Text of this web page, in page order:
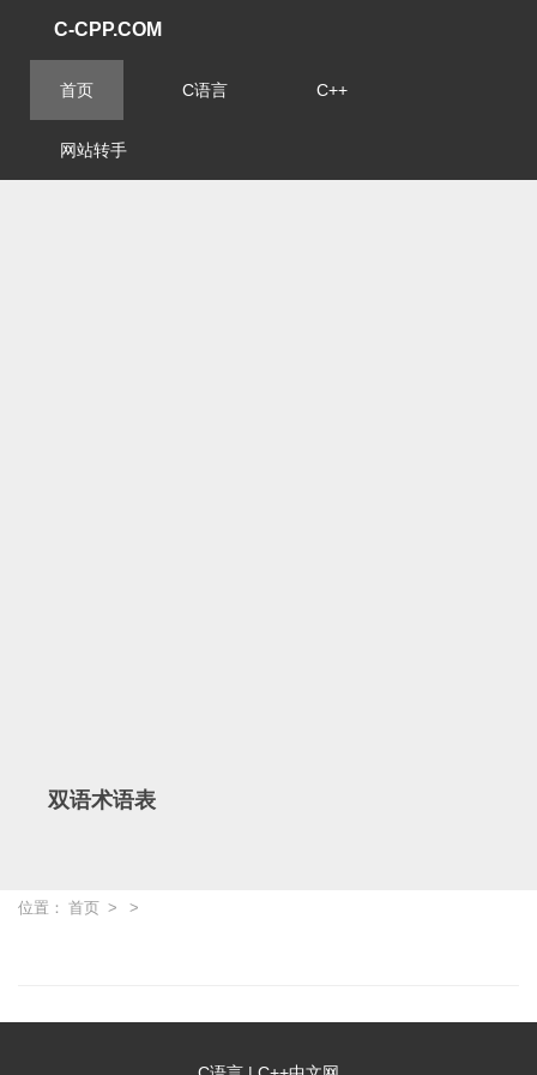
C-CPP.COM
首页 C语言 C++
网站转手
双语术语表
位置： 首页 > >